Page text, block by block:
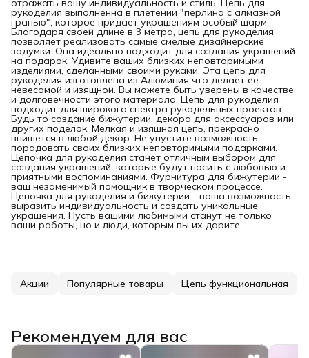
отражать вашу индивидуальность и стиль. Цепь для
рукоделия выполненна в плетении "перлина с алмазной
гранью", которое придает украшениям особый шарм.
Благодаря своей длине в 3 метра, цепь для рукоделия
позволяет реализовать самые смелые дизайнерские
задумки. Она идеально подходит для создания украшений
на подарок. Удивите ваших близких неповторимыми
изделиями, сделанными своими руками. Эта цепь для
рукоделия изготовлена из Алюминия что делает ее
невесомой и изящной. Вы можете быть уверены в качестве
и долговечности этого материала. Цепь для рукоделия
подходит для широкого спектра рукодельных проектов.
Будь то создание бижутерии, декора для аксессуаров или
других поделок. Мелкая и изящная цепь, прекрасно
впишется в любой декор. Не упустите возможность
порадовать своих близких неповторимыми подарками.
Цепочка для рукоделия станет отличным выбором для
создания украшений, которые будут носить с любовью и
приятными воспоминаниями. Фурнитура для бижутерии -
ваш незаменимый помощник в творческом процессе.
Цепочка для рукоделия и бижутерии - ваша возможность
выразить индивидуальность и создать уникальные
украшения. Пусть вашими любимыми станут не только
ваши работы, но и люди, которым вы их дарите.
Акции Популярные товары Цепь функциональная
Рекомендуем для вас